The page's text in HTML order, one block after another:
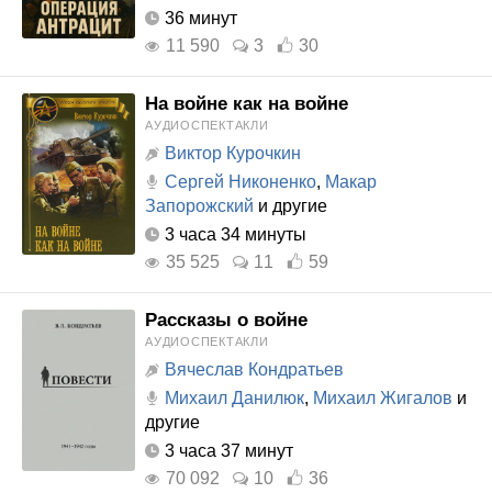
36 минут
11 590
3 30
На войне как на войне
АУДИОСПЕКТАКЛИ
Виктор Курочкин
Сергей Никоненко, Макар
Запорожский и другие
3 часа 34 минуты
35 525
11 59
Рассказы о войне
АУДИОСПЕКТАКЛИ
Вячеслав Кондратьев
Михаил Данилюк, Михаил Жигалов и
другие
3 часа 37 минут
70 092
10 36